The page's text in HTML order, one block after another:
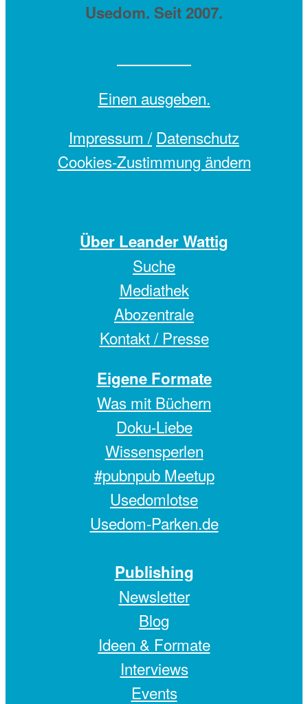
Usedom. Seit 2007.
Einen ausgeben.
Impressum / Datenschutz
Cookies-Zustimmung ändern
Über Leander Wattig
Suche
Mediathek
Abozentrale
Kontakt / Presse
Eigene Formate
Was mit Büchern
Doku-Liebe
Wissensperlen
#pubnpub Meetup
Usedomlotse
Usedom-Parken.de
Publishing
Newsletter
Blog
Ideen & Formate
Interviews
Events